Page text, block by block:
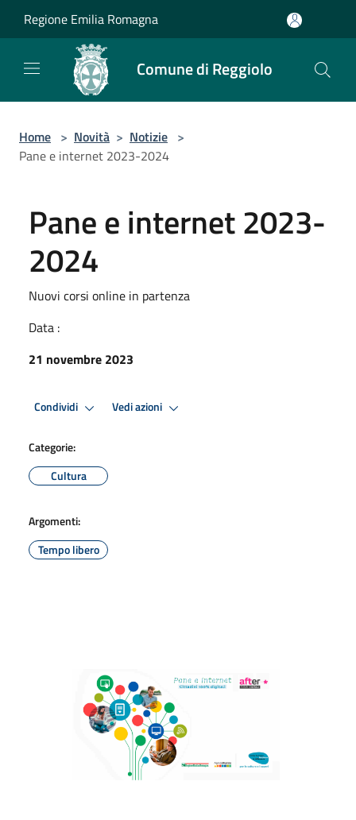
Regione Emilia Romagna
Comune di Reggiolo
Home > Novità > Notizie >
Pane e internet 2023-2024
Pane e internet 2023-
2024
Nuovi corsi online in partenza
Data :
21 novembre 2023
Condividi Vedi azioni
Categorie:
Cultura
Argomenti:
Tempo libero